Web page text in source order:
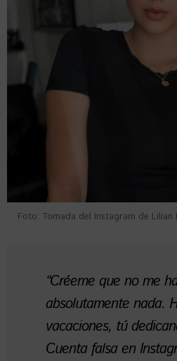
Foto: Tomada del Instagram de Lilian
“Créeme que no me
absolutamente nada.
vacaciones, tú
Cuenta falsa en